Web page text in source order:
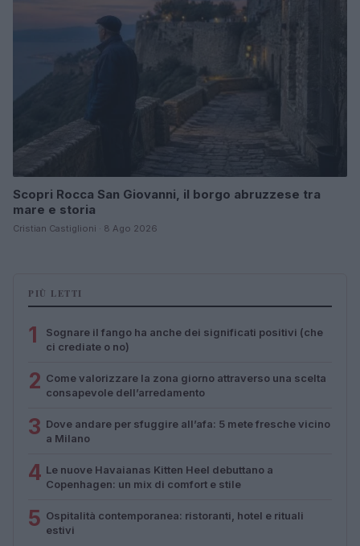
Scopri Rocca San Giovanni, il borgo abruzzese tra
mare e storia
Cristian Castiglioni · 8 Ago 2026
PIÙ LETTI
1
Sognare il fango ha anche dei significati positivi (che
ci crediate o no)
2 Come valorizzare la zona giorno attraverso una scelta
consapevole dell’arredamento
3 Dove andare per sfuggire all’afa: 5 mete fresche vicino
a Milano
4 Le nuove Havaianas Kitten Heel debuttano a
Copenhagen: un mix di comfort e stile
5 Ospitalità contemporanea: ristoranti, hotel e rituali
estivi